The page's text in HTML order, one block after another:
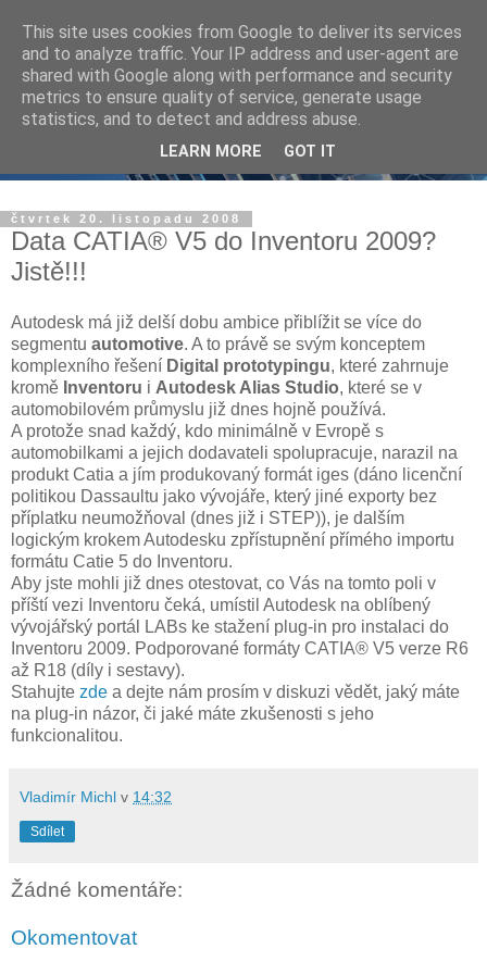
čtvrtek 20. listopadu 2008
Data CATIA® V5 do Inventoru 2009?
Jistě!!!
Autodesk má již delší dobu ambice přiblížit se více do
segmentu automotive. A to právě se svým konceptem
komplexního řešení Digital prototypingu, které zahrnuje
kromě Inventoru i Autodesk Alias Studio, které se v
automobilovém průmyslu již dnes hojně používá.
A protože snad každý, kdo minimálně v Evropě s
automobilkami a jejich dodavateli spolupracuje, narazil na
produkt Catia a jím produkovaný formát iges (dáno licenční
politikou Dassaultu jako vývojáře, který jiné exporty bez
příplatku neumožňoval (dnes již i STEP)), je dalším
logickým krokem Autodesku zpřístupnění přímého importu
formátu Catie 5 do Inventoru.
Aby jste mohli již dnes otestovat, co Vás na tomto poli v
příští vezi Inventoru čeká, umístil Autodesk na oblíbený
vývojářský portál LABs ke stažení plug-in pro instalaci do
Inventoru 2009. Podporované formáty CATIA® V5 verze R6
až R18 (díly i sestavy).
Stahujte zde a dejte nám prosím v diskuzi vědět, jaký máte
na plug-in názor, či jaké máte zkušenosti s jeho
funkcionalitou.
Vladimír Michl v 14:32
Sdílet
Žádné komentáře:
Okomentovat
This site uses cookies from Google to deliver its services
and to analyze traffic. Your IP address and user-agent are
shared with Google along with performance and security
metrics to ensure quality of service, generate usage
statistics, and to detect and address abuse.
LEARN MORE GOT IT